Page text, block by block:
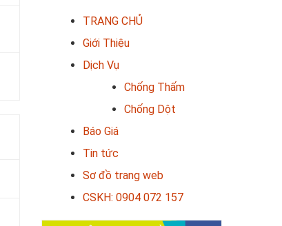
TRANG CHỦ
Giới Thiệu
Dịch Vụ
Chống Thấm
Chống Dột
Báo Giá
Tin tức
Sơ đồ trang web
CSKH: 0904 072 157